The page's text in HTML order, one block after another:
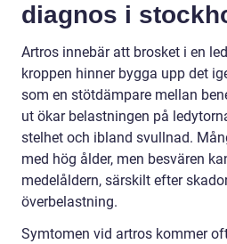
diagnos i
Artros innebär att brosket i en
kroppen hinner bygga upp det
som en stötdämpare mellan
ut ökar belastningen på
stelhet och ibland svullnad.
med hög ålder, men besvären
medelåldern, särskilt efter
överbelastning.
Symtomen vid artros kommer